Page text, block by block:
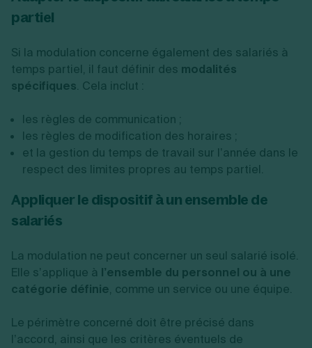
partiel
Si la modulation concerne également des salariés à
temps partiel, il faut définir des modalités
spécifiques. Cela inclut :
les règles de communication ;
les règles de modification des horaires ;
et la gestion du temps de travail sur l’année dans le
respect des limites propres au temps partiel.
Appliquer le dispositif à un ensemble de
salariés
La modulation ne peut concerner un seul salarié isolé.
Elle s’applique à l’ensemble du personnel ou à une
catégorie définie, comme un service ou une équipe.
Le périmètre concerné doit être précisé dans
l’accord, ainsi que les critères éventuels de